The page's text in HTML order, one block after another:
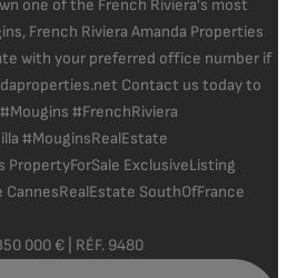
000 € | RÉF. 9480